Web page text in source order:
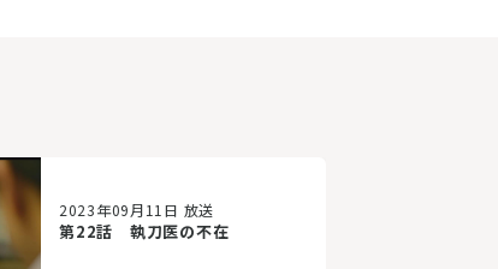
2023年09月11日 放送
第22話 執刀医の不在